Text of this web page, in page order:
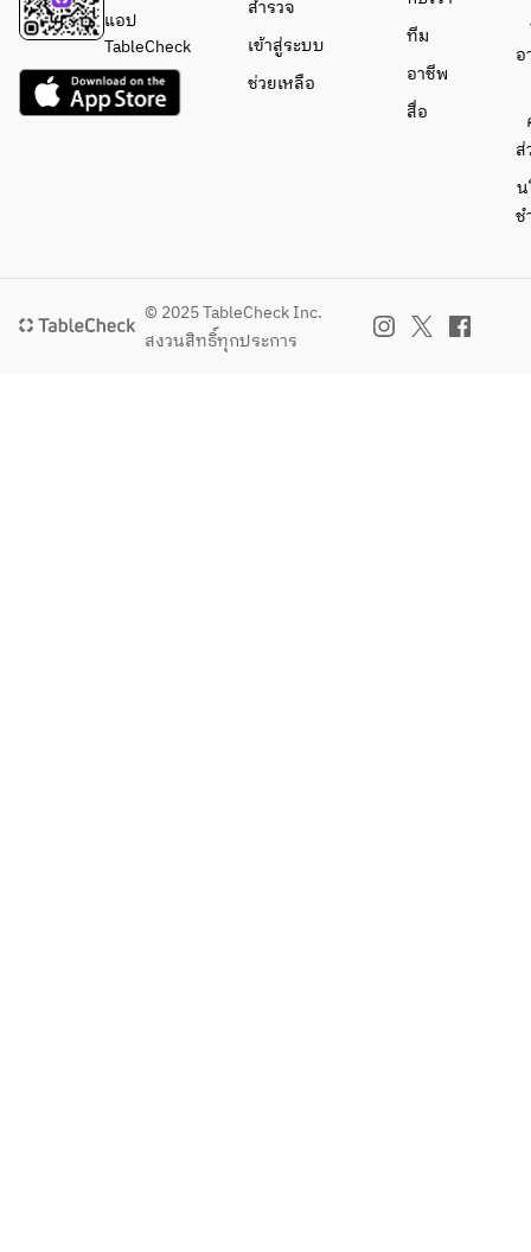
cream
Coffee or
แอป
TableCheck
สำรวจ
เข้าสู่ระบบ
ช่วยเหลือ
ทีม
อาชีพ
สื่อ
อ
ส่
น
ช
© 2025 TableCheck Inc.
สงวนสิทธิ์ทุกประการ